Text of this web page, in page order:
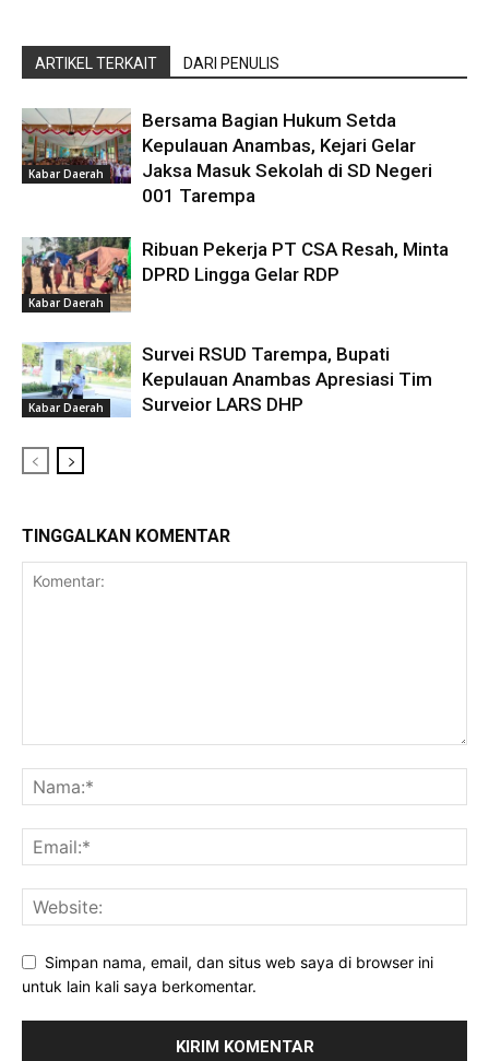
ARTIKEL TERKAIT DARI PENULIS
Kabar Daerah
Bersama Bagian Hukum Setda
Kepulauan Anambas, Kejari Gelar
Jaksa Masuk Sekolah di SD Negeri
001 Tarempa
Kabar Daerah
Ribuan Pekerja PT CSA Resah, Minta
DPRD Lingga Gelar RDP
Kabar Daerah
Survei RSUD Tarempa, Bupati
Kepulauan Anambas Apresiasi Tim
Surveior LARS DHP
TINGGALKAN KOMENTAR
Simpan nama, email, dan situs web saya di browser ini
untuk lain kali saya berkomentar.